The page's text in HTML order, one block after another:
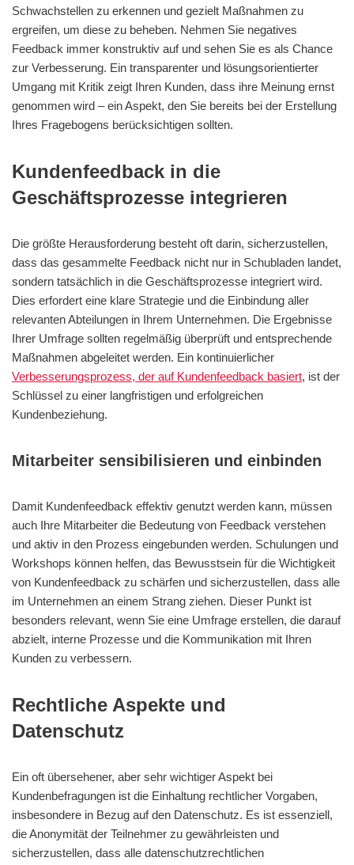
Schwachstellen zu erkennen und gezielt Maßnahmen zu
ergreifen, um diese zu beheben. Nehmen Sie negatives
Feedback immer konstruktiv auf und sehen Sie es als Chance
zur Verbesserung. Ein transparenter und lösungsorientierter
Umgang mit Kritik zeigt Ihren Kunden, dass ihre Meinung ernst
genommen wird – ein Aspekt, den Sie bereits bei der Erstellung
Ihres Fragebogens berücksichtigen sollten.
Kundenfeedback in die
Geschäftsprozesse integrieren
Die größte Herausforderung besteht oft darin, sicherzustellen,
dass das gesammelte Feedback nicht nur in Schubladen landet,
sondern tatsächlich in die Geschäftsprozesse integriert wird.
Dies erfordert eine klare Strategie und die Einbindung aller
relevanten Abteilungen in Ihrem Unternehmen. Die Ergebnisse
Ihrer Umfrage sollten regelmäßig überprüft und entsprechende
Maßnahmen abgeleitet werden. Ein kontinuierlicher
Verbesserungsprozess, der auf Kundenfeedback basiert, ist der
Schlüssel zu einer langfristigen und erfolgreichen
Kundenbeziehung.
Mitarbeiter sensibilisieren und einbinden
Damit Kundenfeedback effektiv genutzt werden kann, müssen
auch Ihre Mitarbeiter die Bedeutung von Feedback verstehen
und aktiv in den Prozess eingebunden werden. Schulungen und
Workshops können helfen, das Bewusstsein für die Wichtigkeit
von Kundenfeedback zu schärfen und sicherzustellen, dass alle
im Unternehmen an einem Strang ziehen. Dieser Punkt ist
besonders relevant, wenn Sie eine Umfrage erstellen, die darauf
abzielt, interne Prozesse und die Kommunikation mit Ihren
Kunden zu verbessern.
Rechtliche Aspekte und
Datenschutz
Ein oft übersehener, aber sehr wichtiger Aspekt bei
Kundenbefragungen ist die Einhaltung rechtlicher Vorgaben,
insbesondere in Bezug auf den Datenschutz. Es ist essenziell,
die Anonymität der Teilnehmer zu gewährleisten und
sicherzustellen, dass alle datenschutzrechtlichen